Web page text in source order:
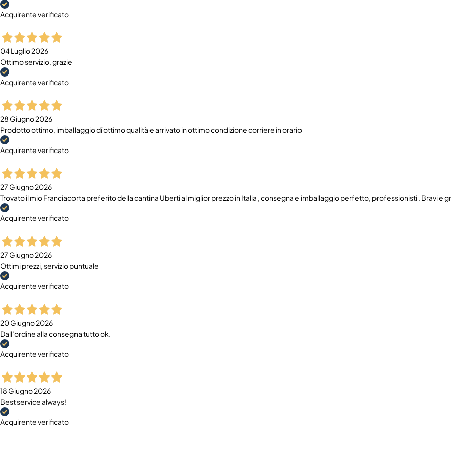
Acquirente verificato
04 Luglio 2026
Ottimo servizio, grazie
Acquirente verificato
28 Giugno 2026
Prodotto ottimo, imballaggio dí ottimo qualità e arrivato in ottimo condizione corriere in orario
Acquirente verificato
27 Giugno 2026
Trovato il mio Franciacorta preferito della cantina Uberti al miglior prezzo in Italia , consegna e imballaggio perfetto, professionisti . Bravi e
Acquirente verificato
27 Giugno 2026
Ottimi prezzi, servizio puntuale
Acquirente verificato
20 Giugno 2026
Dall’ordine alla consegna tutto ok.
Acquirente verificato
18 Giugno 2026
Best service always!
Acquirente verificato